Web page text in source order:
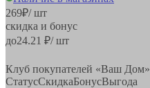
269₽/ шт
скидка и бонус
до24.21 ₽/ шт
Клуб покупателей «Ваш Дом»
СтатусСкидкаБонусВыгода